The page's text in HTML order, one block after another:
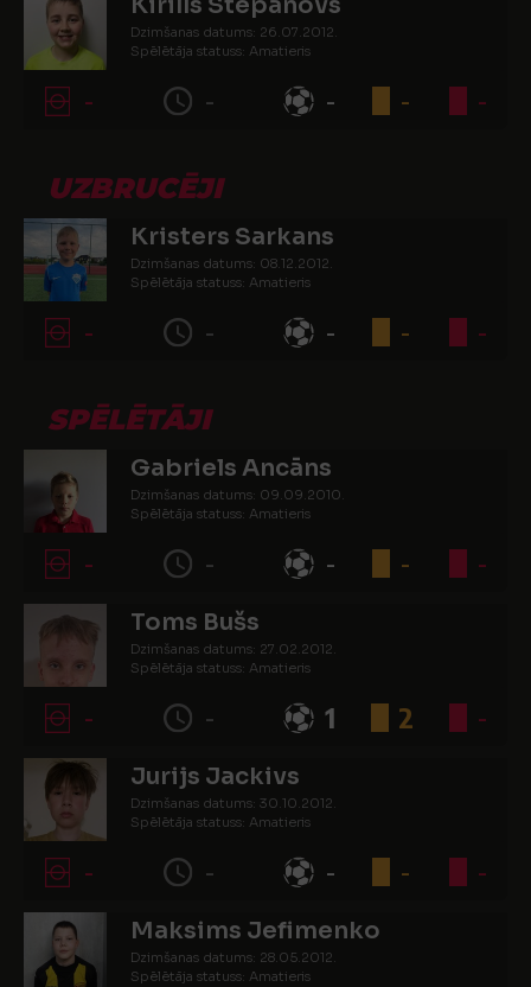
Dzimšanas datums: 26.07.2012.
Spēlētāja statuss: Amatieris
- - - - -
UZBRUCĒJI
Kristers Sarkans
Dzimšanas datums: 08.12.2012.
Spēlētāja statuss: Amatieris
- - - - -
SPĒLĒTĀJI
Gabriels Ancāns
Dzimšanas datums: 09.09.2010.
Spēlētāja statuss: Amatieris
- - - - -
Toms Bušs
Dzimšanas datums: 27.02.2012.
Spēlētāja statuss: Amatieris
- - 1 2 -
Jurijs Jackivs
Dzimšanas datums: 30.10.2012.
Spēlētāja statuss: Amatieris
- - - - -
Maksims Jefimenko
Dzimšanas datums: 28.05.2012.
Spēlētāja statuss: Amatieris